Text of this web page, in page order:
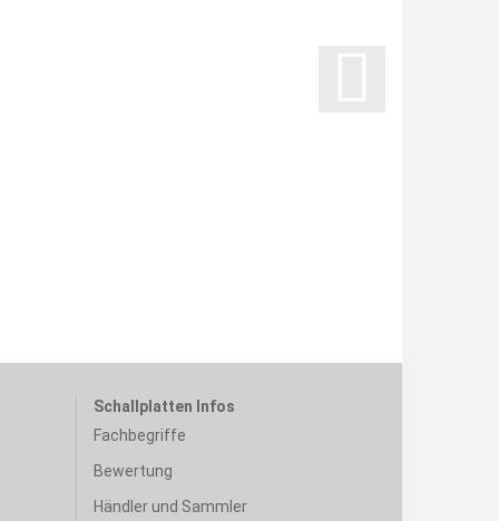
Schallplatten Infos
Fachbegriffe
Bewertung
Händler und Sammler